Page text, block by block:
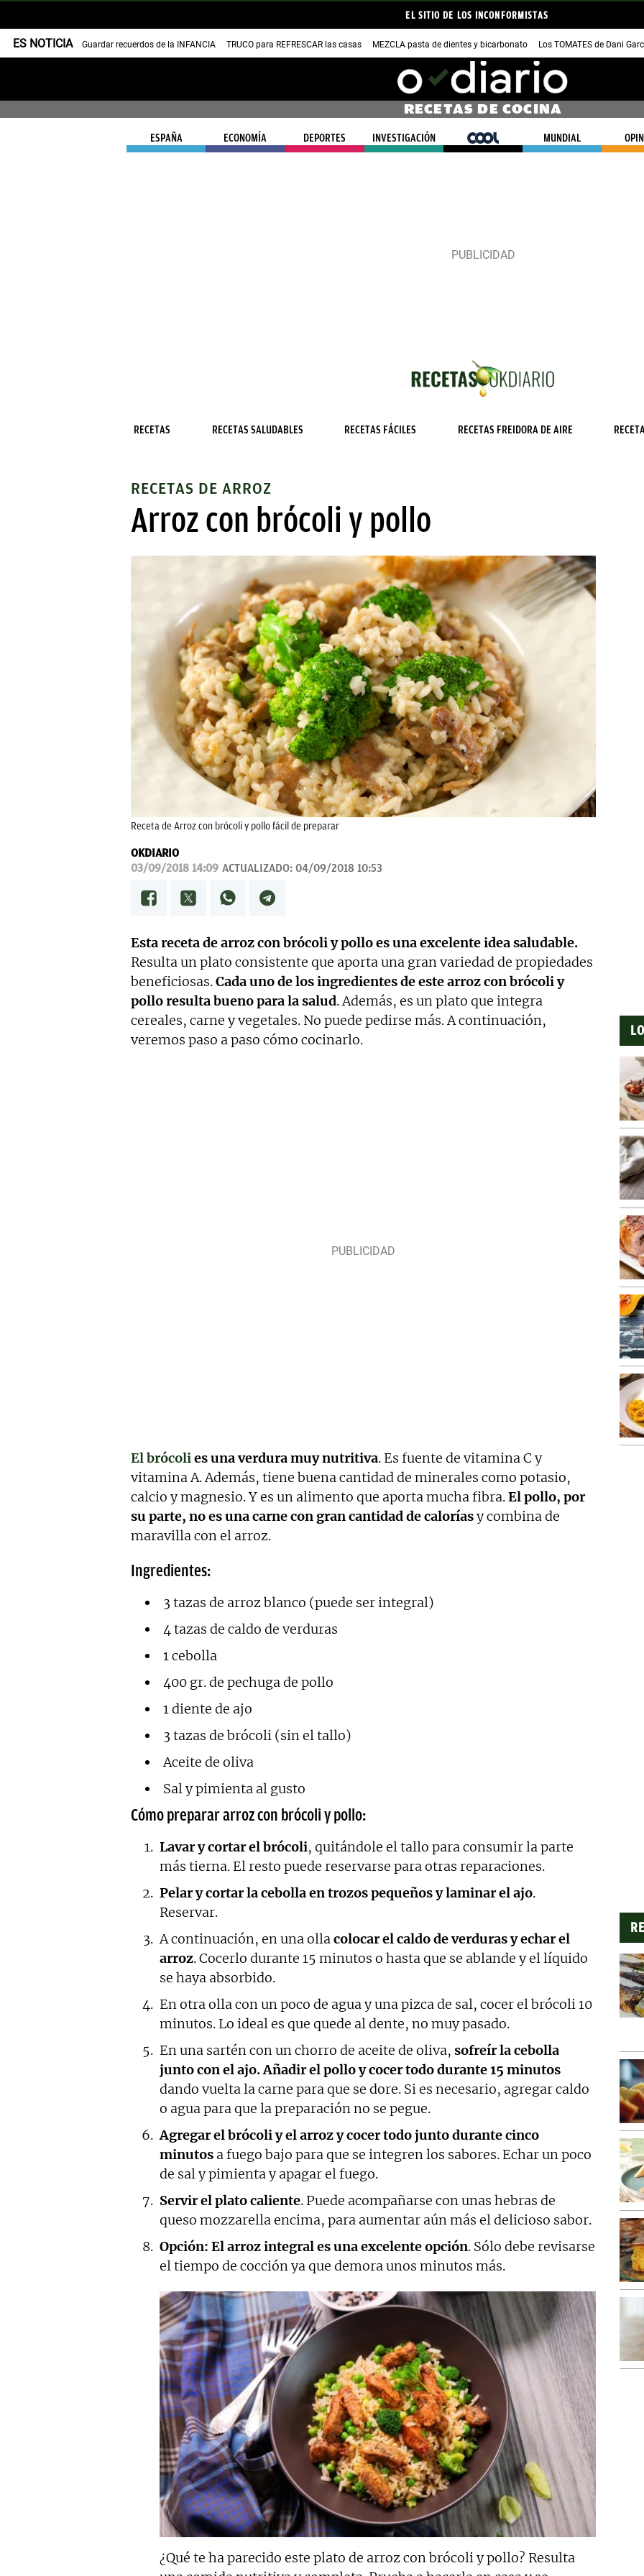
EL SITIO DE LOS INCONFORMISTAS
ES NOTICIA Guardar recuerdos de la INFANCIA TRUCO para REFRESCAR las casas MEZCLA pasta de dientes y bicarbonato Los TOMATES de Dani
RECETAS DE COCINA
ESPAÑA ECONOMÍA DEPORTES INVESTIGACIÓN COOL MUNDIAL
RECETAS RECETAS SALUDABLES RECETAS FÁCILES RECETAS FREIDORA DE AIRE
RECETAS DE ARROZ
Arroz con brócoli y pollo
Receta de Arroz con brócoli y pollo fácil de preparar
OKDIARIO
03/09/2018 14:09 ACTUALIZADO: 04/09/2018 10:53
Esta receta de arroz con brócoli y pollo es una excelente idea saludable.
Resulta un plato consistente que aporta una gran variedad de propiedades
beneficiosas.Cada uno de los ingredientes de este arroz con brócoli y
pollo resulta bueno para la salud. Además, es un plato que integra
cereales, carne y vegetales. No puede pedirse más. A continuación,
veremos paso a paso cómo cocinarlo.
El brócolies una verdura muy nutritiva. Es fuente de vitamina C y
vitamina A. Además, tiene buena cantidad de minerales como potasio,
calcio y magnesio. Y es un alimento que aporta mucha fibra.El pollo, por
su parte, no es una carne con gran cantidad de caloríasy combina de
maravilla con el arroz.
Ingredientes:
3 tazas de arroz blanco (puede ser integral)
4 tazas de caldo de verduras
1 cebolla
400 gr. de pechuga de pollo
1 diente de ajo
3 tazas de brócoli (sin el tallo)
Aceite de oliva
Sal y pimienta al gusto
Cómo preparar arroz con brócoli y pollo:
Lavar y cortar el brócoli, quitándole el tallo para consumir la parte
más tierna. El resto puede reservarse para otras reparaciones.
Pelar y cortar la cebolla en trozos pequeños y laminar el ajo.
Reservar.
A continuación, en una ollacolocar el caldo de verduras y echar el
arroz. Cocerlo durante 15 minutos o hasta que se ablande y el líquido
se haya absorbido.
En otra olla con un poco de agua y una pizca de sal, cocer el brócoli 10
minutos. Lo ideal es que quede al dente, no muy pasado.
En una sartén con un chorro de aceite de oliva, sofreír la cebolla
junto con el ajo. Añadir el pollo y cocer todo durante 15 minutos
dando vuelta la carne para que se dore. Si es necesario, agregar caldo
o agua para que la preparación no se pegue.
Agregar el brócoli y el arroz y cocer todo junto durante cinco
minutos a fuego bajo para que se integren los sabores. Echar un poco
de sal y pimienta y apagar el fuego.
Servir el plato caliente. Puede acompañarse con unas hebras de
queso mozzarella encima, para aumentar aún más el delicioso sabor.
Opción: El arroz integral es una excelente opción. Sólo debe revisarse
el tiempo de cocción ya que demora unos minutos más.
¿Qué te ha parecido este plato de arroz con brócoli y pollo? Resulta